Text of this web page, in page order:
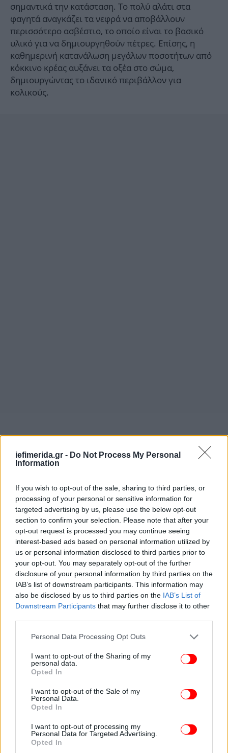
iefimerida.gr - Do Not Process My Personal
Information
If you wish to opt-out of the sale, sharing to third parties, or
processing of your personal or sensitive information for
targeted advertising by us, please use the below opt-out
section to confirm your selection. Please note that after your
opt-out request is processed you may continue seeing
interest-based ads based on personal information utilized by
us or personal information disclosed to third parties prior to
your opt-out. You may separately opt-out of the further
disclosure of your personal information by third parties on the
IAB’s list of downstream participants. This information may
also be disclosed by us to third parties on the IAB’s List of
Downstream Participants that may further disclose it to other
Please note that this website/app uses one or more Google
not limited to your visit or usage behaviour. You may click to
grant or deny consent to Google and its third-party tags to
use your data for below specified purposes in below Google
consent section.
Personal Data Processing Opt Outs
I want to opt-out of the Sharing of my
personal data.
Opted In
I want to opt-out of the Sale of my
Personal Data.
Opted In
I want to opt-out of processing my
Personal Data for Targeted Advertising.
Opted In
σημαντικά την κατάσταση. Το πολύ αλάτι στα
φαγητά αναγκάζει τα νεφρά να αποβάλλουν
περισσότερο ασβέστιο, το οποίο είναι το βασικό
υλικό για να δημιουργηθούν πέτρες. Επίσης, η
καθημερινή κατανάλωση μεγάλων ποσοτήτων από
κόκκινο κρέας αυξάνει τα οξέα στο σώμα,
δημιουργώντας το ιδανικό περιβάλλον για
κολικούς.
Συχνές ουρολοιμώξεις και στενά περάσματα
Οι φλεγμονές και οι λοιμώξεις στηνπεριοχή του
ουροποιητικούμπορούν να αλλάξουν τη σύσταση
των ούρων και να ευνοήσουν τη δημιουργία λίθων.
Παράλληλα, κάποιοι άνθρωποι γεννιούνται με πιο
στενά περάσματα στα σωληνάκια των νεφρών, με
αποτέλεσμα να μπλοκάρει εκεί ακόμα και μια πολύ
μικρή πέτρα.
Κολικός νεφρού: Συμπτώματα και πρόληψη
Ο πόνος του κολικού έρχεται ξαφνικά στη μέση ή
στα πλάγια της κοιλιάς και μπορεί να απλωθεί
χαμηλά προς τα γεννητικά όργανα, ενώ συχνά
ακόμα και αίμα στα ούρα.
να ακολουθήσετε τα εξής βήματα: